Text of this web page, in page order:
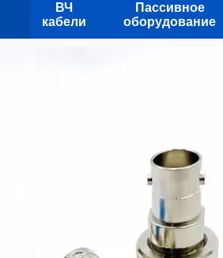
ВЧ
кабели
Пассивное
оборудование